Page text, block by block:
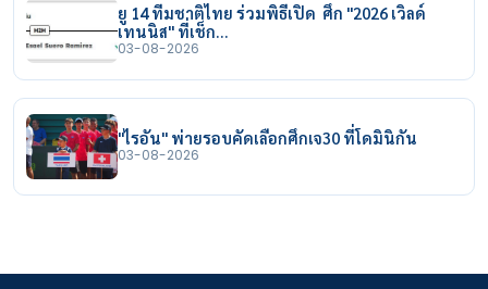
ยู 14 ทีมชาติไทย ร่วมพิธีเปิด ศึก "2026 เวิลด์
เทนนิส" ที่เช็ก…
03-08-2026
"ไรอัน" พ่ายรอบคัดเลือกศึกเจ30 ที่โดมินิกัน
03-08-2026